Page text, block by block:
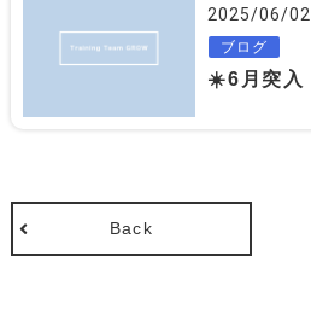
2025/06/02
ブログ
Back